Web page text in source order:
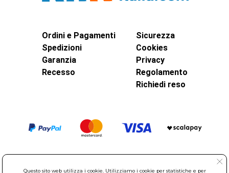
Ordini e Pagamenti
Spedizioni
Garanzia
Recesso
Sicurezza
Cookies
Privacy
Regolamento
Richiedi reso
Questo sito web utilizza i cookie. Utilizziamo i cookie per statistiche e per